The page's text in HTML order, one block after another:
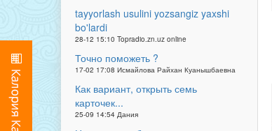
tayyorlash usulini yozsangiz yaxshi
bo'lardi
28-12 15:10 Topradio.zn.uz online
Точно поможеть ?
17-02 17:08 Исмайлова Райхан Куанышбаевна
Как вариант, открыть семь
карточек...
25-09 14:54 Дания